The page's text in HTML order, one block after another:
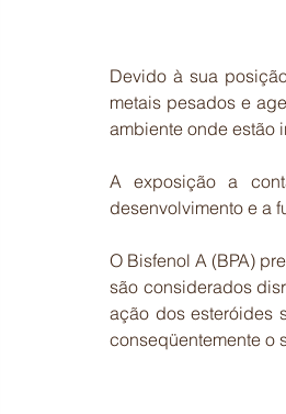
Devido à sua
metais pesados e
ambiente onde estão
A exposição a
desenvolvimento e a
O Bisfenol A (BPA)
são considerados
ação dos esteróides
conseqüentemente o